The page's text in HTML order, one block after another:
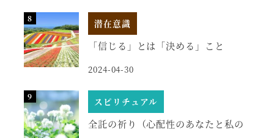
潜在意識
「信じる」とは「決める」こと
2024-04-30
スピリチュアル
全託の祈り（心配性のあなたと私の